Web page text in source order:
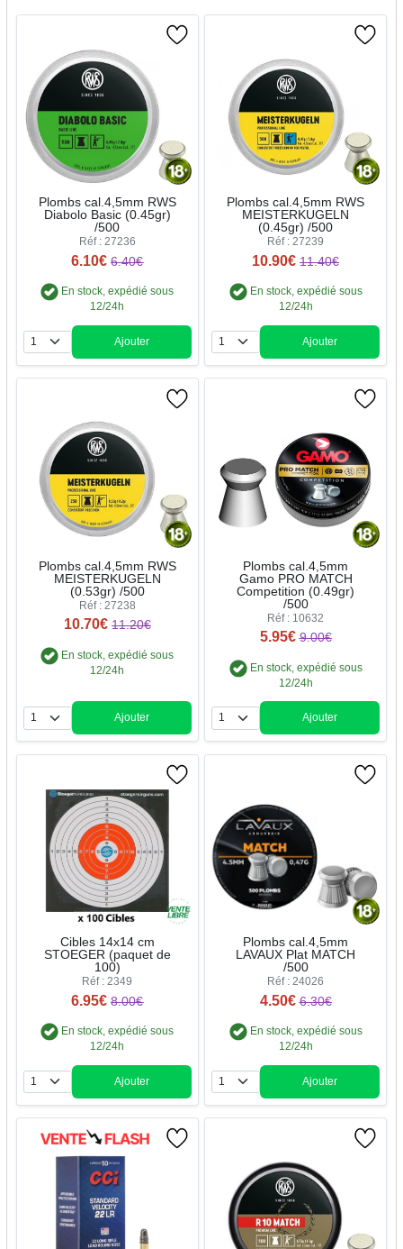
Plombs cal.4,5mm RWS
Diabolo Basic (0.45gr)
/500
Réf : 27236
6.10€ 6.40€
En stock, expédié sous
12/24h
Quantité
Ajouter
Plombs cal.4,5mm RWS
MEISTERKUGELN
(0.45gr) /500
Réf : 27239
10.90€ 11.40€
En stock, expédié sous
12/24h
Quantité
Ajouter
Plombs cal.4,5mm RWS
MEISTERKUGELN
(0.53gr) /500
Réf : 27238
10.70€ 11.20€
En stock, expédié sous
12/24h
Quantité
Ajouter
Plombs cal.4,5mm
Gamo PRO MATCH
Competition (0.49gr)
/500
Réf : 10632
5.95€ 9.00€
En stock, expédié sous
12/24h
Quantité
Ajouter
Cibles 14x14 cm
STOEGER (paquet de
100)
Réf : 2349
6.95€ 8.00€
En stock, expédié sous
12/24h
Quantité
Ajouter
Plombs cal.4,5mm
LAVAUX Plat MATCH
/500
Réf : 24026
4.50€ 6.30€
En stock, expédié sous
12/24h
Quantité
Ajouter